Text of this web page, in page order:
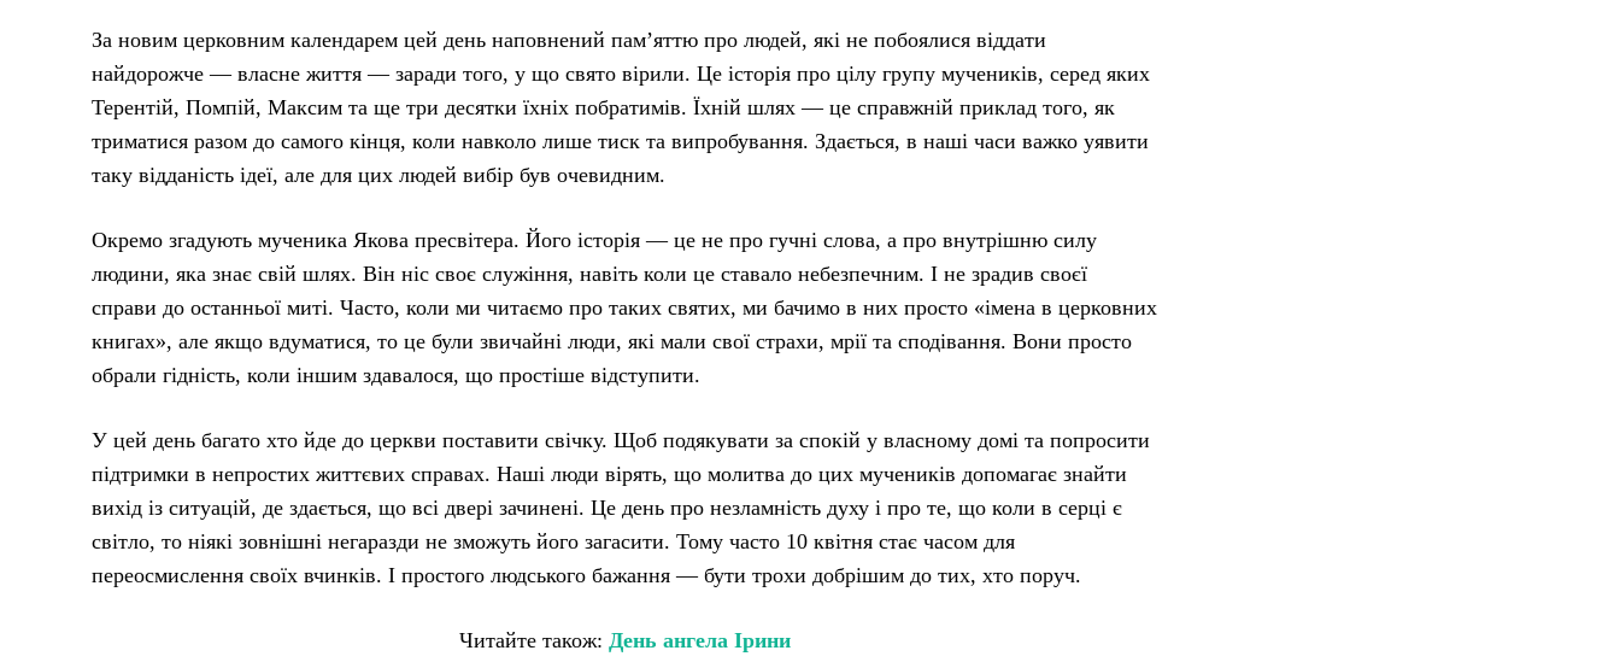
За новим церковним календарем цей день наповнений пам’яттю про людей, які не побоялися віддати
найдорожче — власне життя — заради того, у що свято вірили. Це історія про цілу групу мучеників, серед яких
Терентій, Помпій, Максим та ще три десятки їхніх побратимів. Їхній шлях — це справжній приклад того, як
триматися разом до самого кінця, коли навколо лише тиск та випробування. Здається, в наші часи важко уявити
таку відданість ідеї, але для цих людей вибір був очевидним.
Окремо згадують мученика Якова пресвітера. Його історія — це не про гучні слова, а про внутрішню силу
людини, яка знає свій шлях. Він ніс своє служіння, навіть коли це ставало небезпечним. І не зрадив своєї
справи до останньої миті. Часто, коли ми читаємо про таких святих, ми бачимо в них просто «імена в церковних
книгах», але якщо вдуматися, то це були звичайні люди, які мали свої страхи, мрії та сподівання. Вони просто
обрали гідність, коли іншим здавалося, що простіше відступити.
У цей день багато хто йде до церкви поставити свічку. Щоб подякувати за спокій у власному домі та попросити
підтримки в непростих життєвих справах. Наші люди вірять, що молитва до цих мучеників допомагає знайти
вихід із ситуацій, де здається, що всі двері зачинені. Це день про незламність духу і про те, що коли в серці є
світло, то ніякі зовнішні негаразди не зможуть його загасити. Тому часто 10 квітня стає часом для
переосмислення своїх вчинків. І простого людського бажання — бути трохи добрішим до тих, хто поруч.
Читайте також: День ангела Ірини